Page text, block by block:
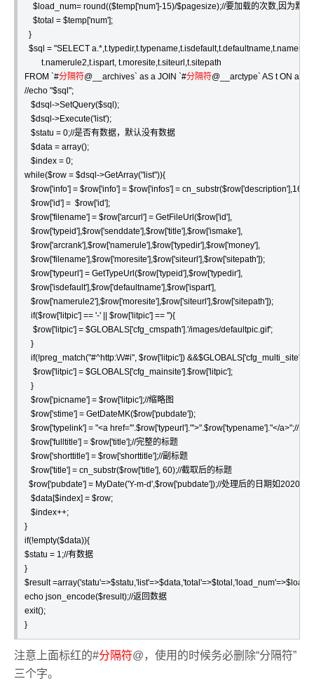
$load_num= round(($temp['num']-15)/$pagesize);//要加载的次数,因为默
    $total = $temp['num'];
  }
$sql = "SELECT
        t.namerule2,t.ispart, t.moresite,t.siteurl,t.sitepath
FROM `#分隔符@__archives` as a JOIN `#分隔符@__arctype` AS t ON
//echo "$sql";
   $dsql->SetQuery($sql);
   $dsql->Execute('list');
   $statu = 0;//是否有数据，默认没有数据
   $data = array();
   $index = 0;
while($row = $dsql->GetArray("list")){
   $row['info'] = $row['info'] = $row['infos'] = cn_substr($row['description'],160);
   $row['id'] =  $row['id'];
   $row['filename'] = $row['arcurl'] = GetFileUrl($row['id'],
   $row['typeid'],$row['senddate'],$row['title'],$row['ismake'],
   $row['arcrank'],$row['namerule'],$row['typedir'],$row['money'],
   $row['filename'],$row['moresite'],$row['siteurl'],$row['sitepath']);
   $row['typeurl'] = GetTypeUrl($row['typeid'],$row['typedir'],
   $row['isdefault'],$row['defaultname'],$row['ispart'],
   $row['namerule2'],$row['moresite'],$row['siteurl'],$row['sitepath']);
   if($row['litpic'] == '-' || $row['litpic'] == ''){
    $row['litpic'] = $GLOBALS['cfg_cmspath'].'/images/defaultpic.gif';
   }
if(!preg_match("#^http:\/\/#i", $row['litpic']) &&$GLOBALS['cfg_multi_site'] ==
    $row['litpic'] = $GLOBALS['cfg_mainsite'].$row['litpic'];
   }
   $row['picname'] = $row['litpic'];//缩略图
   $row['stime'] = GetDateMK($row['pubdate']);
$row['typelink'] = "<a href='".$row['typeurl']."'>".$row['typename']."</a>";//分
   $row['fulltitle'] = $row['title'];//完整的标题
   $row['shorttitle'] = $row['shorttitle'];//副标题
   $row['title'] = cn_substr($row['title'], 60);//截取后的标题
$row['pubdate'] = MyDate('Y-m-d',$row['pubdate']);//处理后的日期如2020-6-
   $data[$index] = $row;
   $index++;
}
if(!empty($data)){
$statu = 1;//有数据
}
$result
echo json_encode($result);//返回数据
exit();
}
注意上面标红的#分隔符@，使用的时候务必删除“分隔符”
三个字。